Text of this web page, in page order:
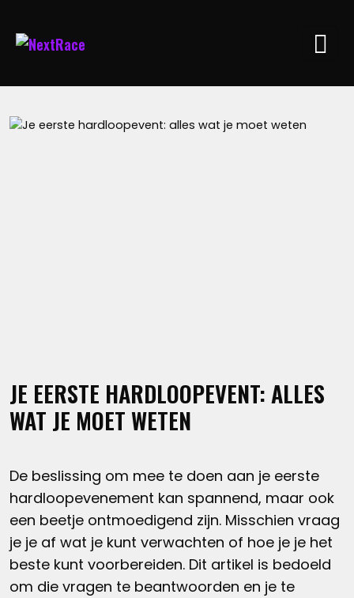
JE EERSTE HARDLOOPEVENT: ALLES
WAT JE MOET WETEN
De beslissing om mee te doen aan je eerste
hardloopevenement kan spannend, maar ook
een beetje ontmoedigend zijn. Misschien vraag
je je af wat je kunt verwachten of hoe je je het
beste kunt voorbereiden. Dit artikel is bedoeld
om die vragen te beantwoorden en je te